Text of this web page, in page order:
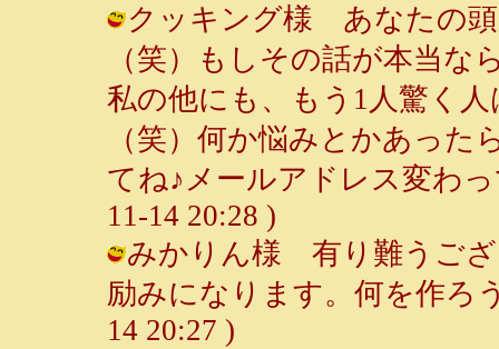
クッキング様 あなたの頭
（笑）もしその話が本当
私の他にも、もう1人驚く
（笑）何か悩みとかあっ
てね♪メールアドレス変わ
11-14 20:28 )
みかりん様 有り難うござ
励みになります。何を作ろ
14 20:27 )